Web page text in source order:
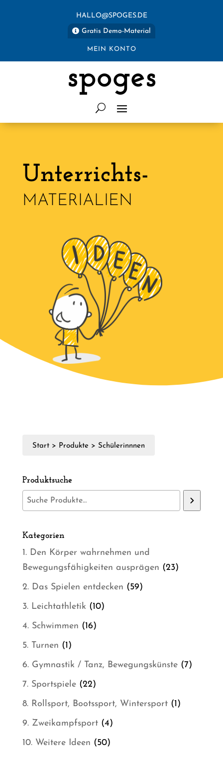
HALLO@SPOGES.DE
Gratis Demo-Material
MEIN KONTO
spoges
Unterrichts-
MATERIALIEN
Start> Produkte > Schülerinnnen
Produktsuche
Kategorien
1. Den Körper wahrnehmen und
Bewegungsfähigkeiten ausprägen
2323
2. Das Spielen entdecken 5959
3. Leichtathletik 1010
4. Schwimmen 1616
5. Turnen 11
Produkt
6. Gymnastik / Tanz, Bewegungskünste 77
7. Sportspiele 2222
Produkte
8. Rollsport, Bootssport, Wintersport 11
9. Zweikampfsport 44
Produkte
10. Weitere Ideen 5050